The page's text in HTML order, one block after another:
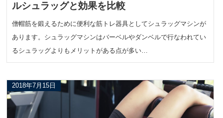
ルシュラッグと効果を比較
僧帽筋を鍛えるために便利な筋トレ器具としてシュラッグマシンが
あります。シュラッグマシンはバーベルやダンベルで行なわれてい
るシュラッグよりもメリットがある点が多い…
2018年7月15日